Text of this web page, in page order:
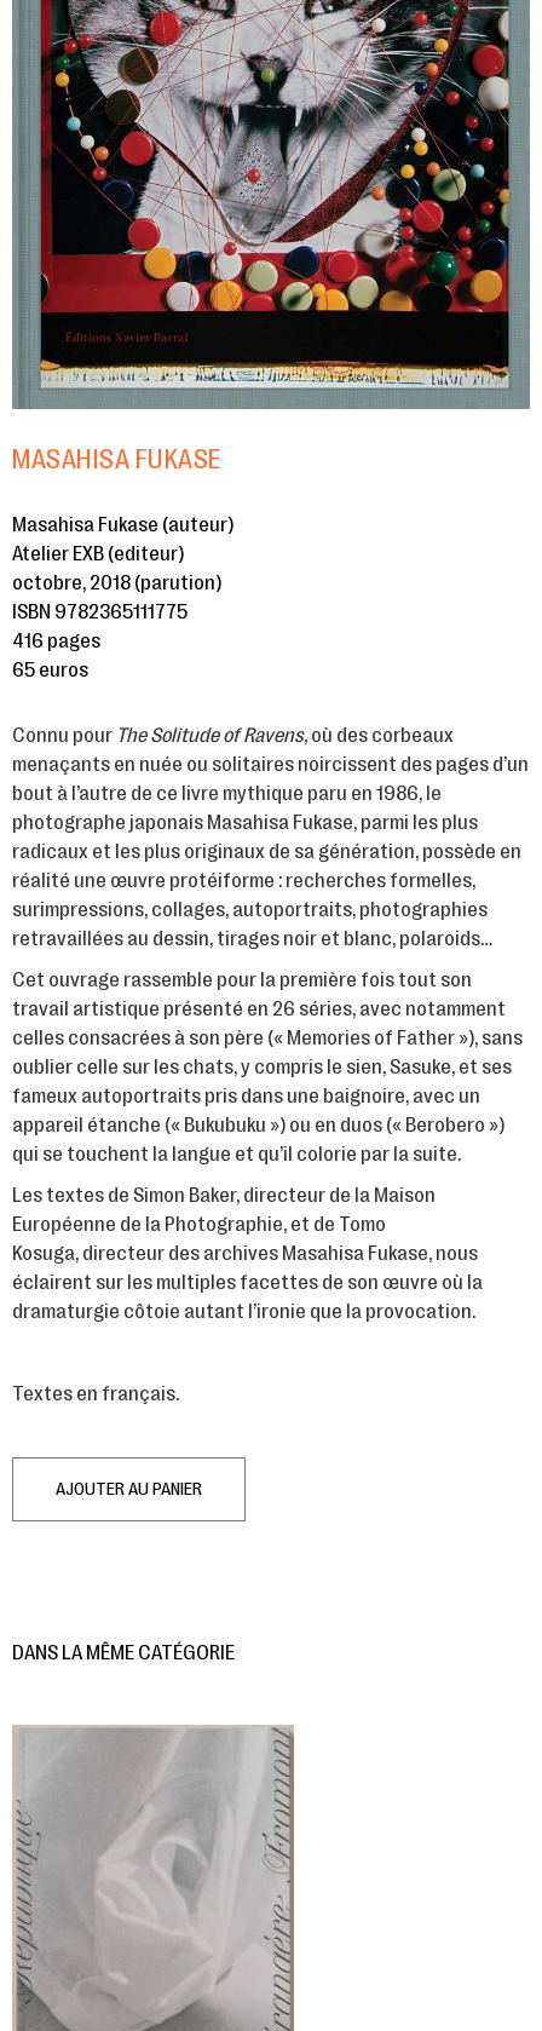
MASAHISA FUKASE
Masahisa Fukase (auteur)
Atelier EXB (editeur)
octobre, 2018 (parution)
ISBN 9782365111775
416 pages
65 euros
Connu pour The Solitude of Ravens, où des corbeaux
menaçants en nuée ou solitaires noircissent des pages d’un
bout à l’autre de ce livre mythique paru en 1986, le
photographe japonais Masahisa Fukase, parmi les plus
radicaux et les plus originaux de sa génération, possède en
réalité une œuvre protéiforme : recherches formelles,
surimpressions, collages, autoportraits, photographies
retravaillées au dessin, tirages noir et blanc, polaroids…
Cet ouvrage rassemble pour la première fois tout son
travail artistique présenté en 26 séries, avec notamment
celles consacrées à son père (« Memories of Father »), sans
oublier celle sur les chats, y compris le sien, Sasuke, et ses
fameux autoportraits pris dans une baignoire, avec un
appareil étanche (« Bukubuku ») ou en duos (« Berobero »)
qui se touchent la langue et qu’il colorie par la suite.
Les textes de Simon Baker, directeur de la Maison
Européenne de la Photographie, et de Tomo
Kosuga, directeur des archives Masahisa Fukase, nous
éclairent sur les multiples facettes de son œuvre où la
dramaturgie côtoie autant l’ironie que la provocation.
Textes en français.
AJOUTER AU PANIER
DANS LA MÊME CATÉGORIE